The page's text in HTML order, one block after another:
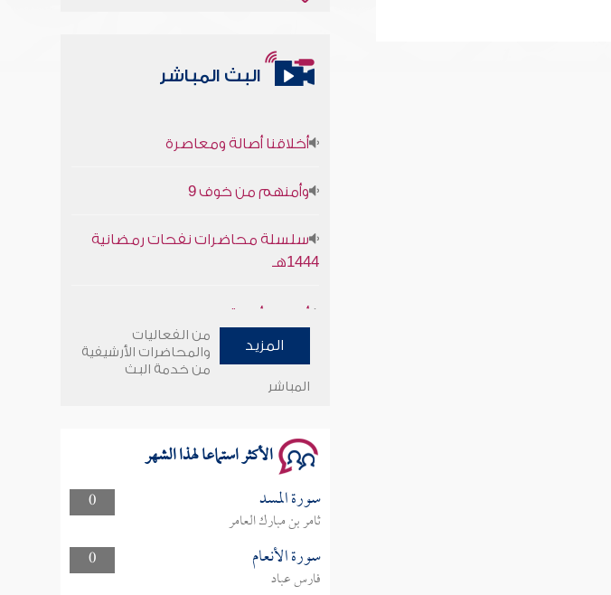
البث المباشر
1444هـ
وأمنهم من خوف 9
سلسلة محاضرات نفحات رمضانية
المزيد
من الفعاليات
والمحاضرات الأرشيفية
من خدمة البث
المباشر
الأكثر استماعا لهذا الشهر
0 سورة المسد
ثامر بن مبارك العامر
0
سورة الأنعام
فارس عباد